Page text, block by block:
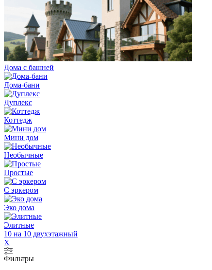
Дома с башней
Дома-бани
Дуплекс
Коттедж
Мини дом
Необычные
Простые
С эркером
Эко дома
Элитные
10 на 10 двухэтажный
X
Фильтры